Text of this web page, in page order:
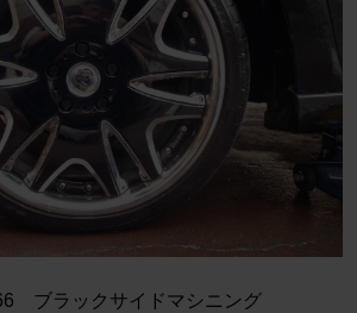
ブラックサイドマシニング